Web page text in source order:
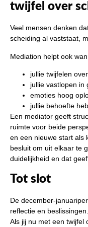
twijfel over
Veel mensen denken
scheiding al vaststaat,
Mediation helpt ook
jullie twijfelen
jullie vastlopen in
emoties hoog
jullie behoefte
Een mediator geeft
ruimte voor beide
en een nieuwe start als
besluit om uit elkaar te
duidelijkheid en dat
Tot slot
De december-
reflectie en beslissingen.
Als jij nu met een twijfel